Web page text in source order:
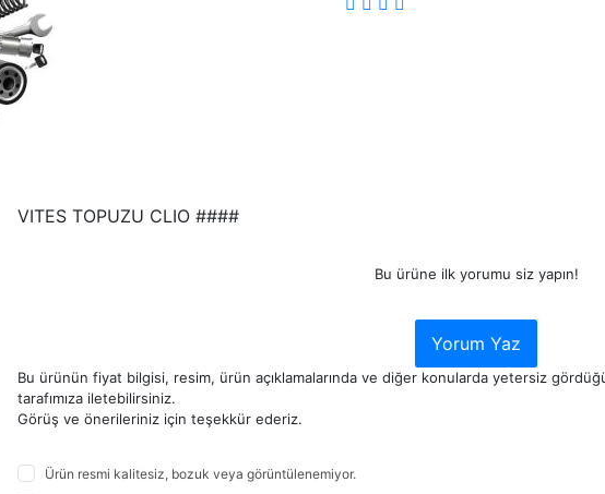
VITES TOPUZU CLIO ####
Bu ürüne ilk yorumu siz yapın!
Yorum Yaz
Bu ürünün fiyat bilgisi, resim, ürün açıklamalarında ve diğer konularda yetersiz
tarafımıza iletebilirsiniz.
Görüş ve önerileriniz için teşekkür ederiz.
Ürün resmi kalitesiz, bozuk veya görüntülenemiyor.